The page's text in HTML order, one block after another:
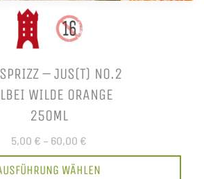
– JUS(T) NO.2
WILDE ORANGE
250ML
5,00 € – 60,00 €
WÄHLEN